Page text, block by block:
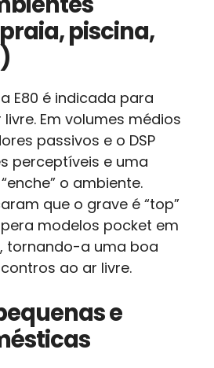
piscina,
E80 é indicada para
Em volumes médios
passivos e o DSP
perceptíveis e uma
o ambiente.
que o grave é “top”
modelos pocket em
tornando-a uma boa
ao ar livre.
e